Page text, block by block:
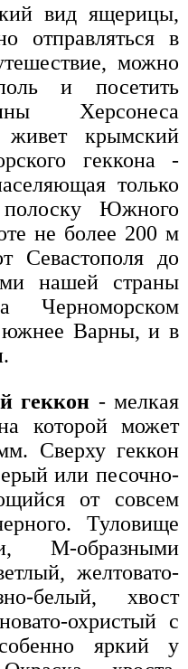
вид ящерицы,
отправляться в
можно
и посетить
Херсонеса
живет крымский
геккона -
только
Южного
не более 200 м
Севастополя до
нашей страны
Черноморском
южнее Варны, и в
геккон - мелкая
которой может
Сверху геккон
или песочно-
от совсем
Туловище
М-образными
желтовато-
белый, хвост
охристый с
яркий у